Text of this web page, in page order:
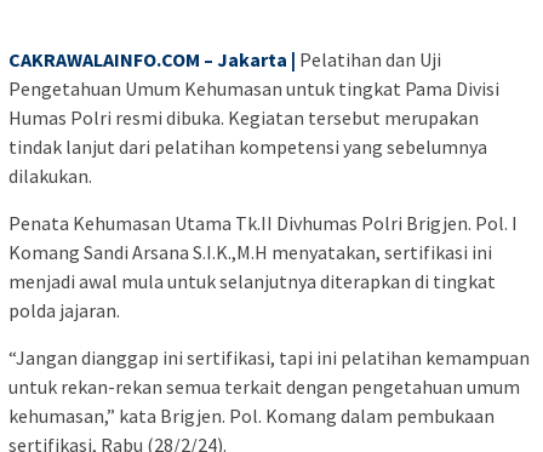
CAKRAWALAINFO.COM – Jakarta | Pelatihan dan Uji
Pengetahuan Umum Kehumasan untuk tingkat Pama Divisi
Humas Polri resmi dibuka. Kegiatan tersebut merupakan
tindak lanjut dari pelatihan kompetensi yang sebelumnya
dilakukan.
Penata Kehumasan Utama Tk.II Divhumas Polri Brigjen. Pol. I
Komang Sandi Arsana S.I.K.,M.H menyatakan, sertifikasi ini
menjadi awal mula untuk selanjutnya diterapkan di tingkat
polda jajaran.
“Jangan dianggap ini sertifikasi, tapi ini pelatihan kemampuan
untuk rekan-rekan semua terkait dengan pengetahuan umum
kehumasan,” kata Brigjen. Pol. Komang dalam pembukaan
sertifikasi, Rabu (28/2/24).